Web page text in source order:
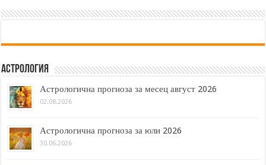
Астрология
Астрологична прогноза за месец август 2026
02.08.2026
Астрологична прогноза за юли 2026
30.06.2026